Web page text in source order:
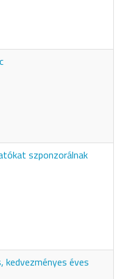
szponzorálnak
éves